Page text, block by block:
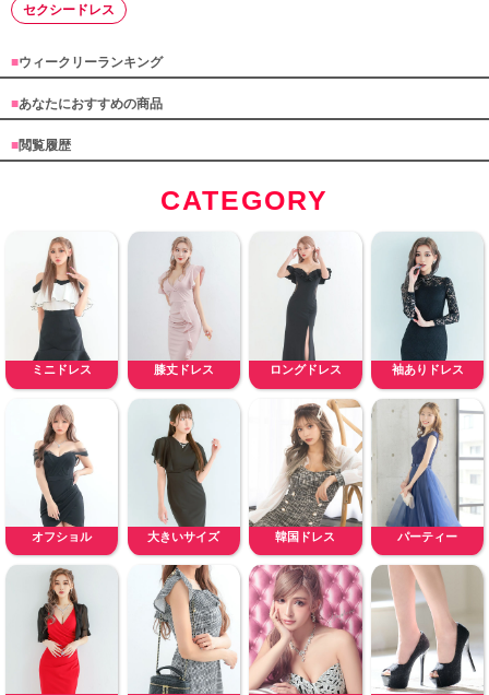
セクシードレス
■ウィークリーランキング
■あなたにおすすめの商品
■閲覧履歴
CATEGORY
ミニドレス 膝丈ドレス ロングドレス 袖ありドレス
オフショル 大きいサイズ 韓国ドレス パーティー